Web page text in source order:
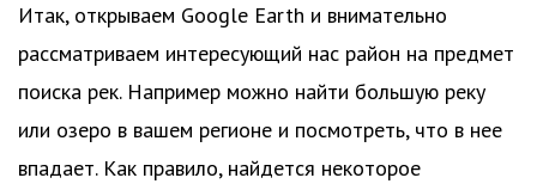
Итак, открываем Google Earth и внимательно
рассматриваем интересующий нас район на предмет
поиска рек. Например можно найти большую реку
или озеро в вашем регионе и посмотреть, что в нее
впадает. Как правило, найдется некоторое